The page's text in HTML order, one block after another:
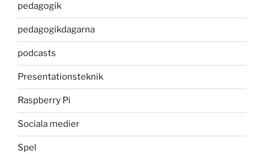
pedagogik
pedagogikdagarna
podcasts
Presentationsteknik
Raspberry Pi
Sociala medier
Spel